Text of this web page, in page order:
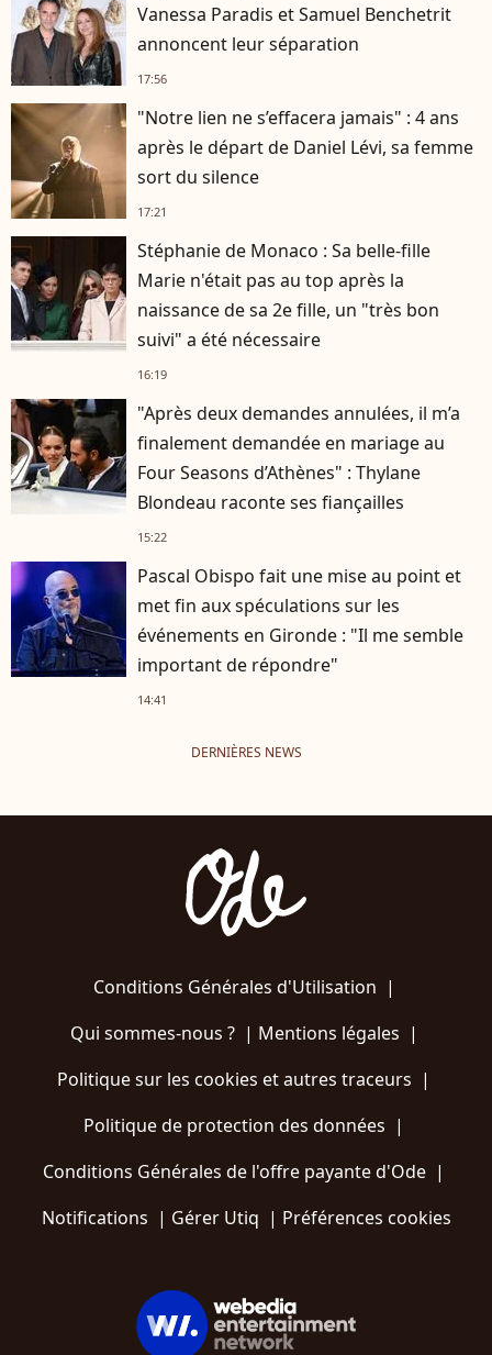
Vanessa Paradis et Samuel Benchetrit
annoncent leur séparation
17:56
"Notre lien ne s’effacera jamais" : 4 ans
après le départ de Daniel Lévi, sa femme
sort du silence
17:21
Stéphanie de Monaco : Sa belle-fille
Marie n'était pas au top après la
naissance de sa 2e fille, un "très bon
suivi" a été nécessaire
16:19
"Après deux demandes annulées, il m’a
finalement demandée en mariage au
Four Seasons d’Athènes" : Thylane
Blondeau raconte ses fiançailles
15:22
Pascal Obispo fait une mise au point et
met fin aux spéculations sur les
événements en Gironde : "Il me semble
important de répondre"
14:41
DERNIÈRES NEWS
Conditions Générales d'Utilisation |
Qui sommes-nous ?| Mentions légales |
Politique sur les cookies et autres traceurs |
Politique de protection des données |
Conditions Générales de l'offre payante d'Ode |
Notifications | Gérer Utiq | Préférences cookies